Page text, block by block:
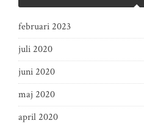
februari 2023
juli 2020
juni 2020
maj 2020
april 2020